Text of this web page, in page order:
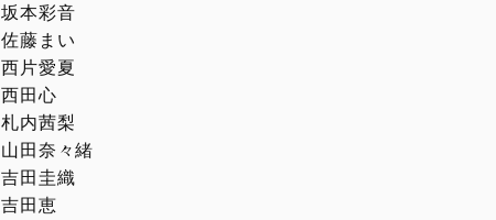
坂本彩音
佐藤まい
西片愛夏
西田心
札内茜梨
山田奈々緒
吉田圭織
吉田恵